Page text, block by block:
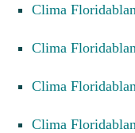
Clima
Clima
Clima
Clima